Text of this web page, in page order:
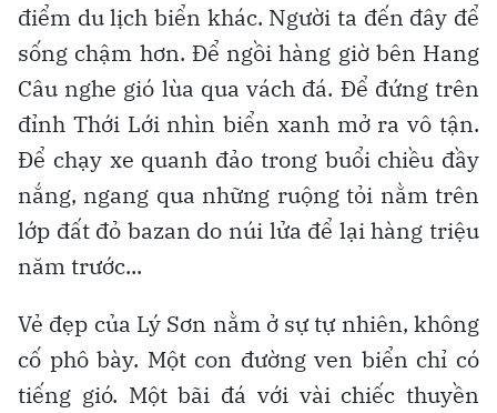
điểm du lịch biển khác. Người ta đến đây để
sống chậm hơn. Để ngồi hàng giờ bên Hang
Câu nghe gió lùa qua vách đá. Để đứng trên
đỉnh Thới Lới nhìn biển xanh mở ra vô tận.
Để chạy xe quanh đảo trong buổi chiều đầy
nắng, ngang qua những ruộng tỏi nằm trên
lớp đất đỏ bazan do núi lửa để lại hàng triệu
năm trước...
Vẻ đẹp của Lý Sơn nằm ở sự tự nhiên, không
cố phô bày. Một con đường ven biển chỉ có
tiếng gió. Một bãi đá với vài chiếc thuyền